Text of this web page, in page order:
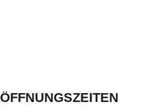
ÖFFNUNGSZEITEN